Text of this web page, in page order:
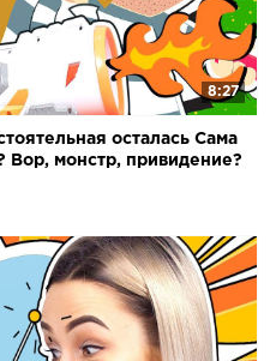
8:27
осталась Сама
Вор, монстр, привидение?